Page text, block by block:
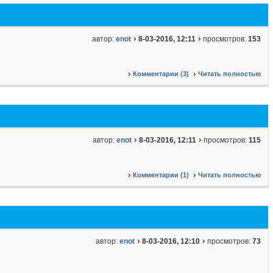
автор: enot 8-03-2016, 12:11 просмотров: 153
Комментарии (3) Читать полностью
автор: enot 8-03-2016, 12:11 просмотров: 115
Комментарии (1) Читать полностью
автор: enot 8-03-2016, 12:10 просмотров: 73